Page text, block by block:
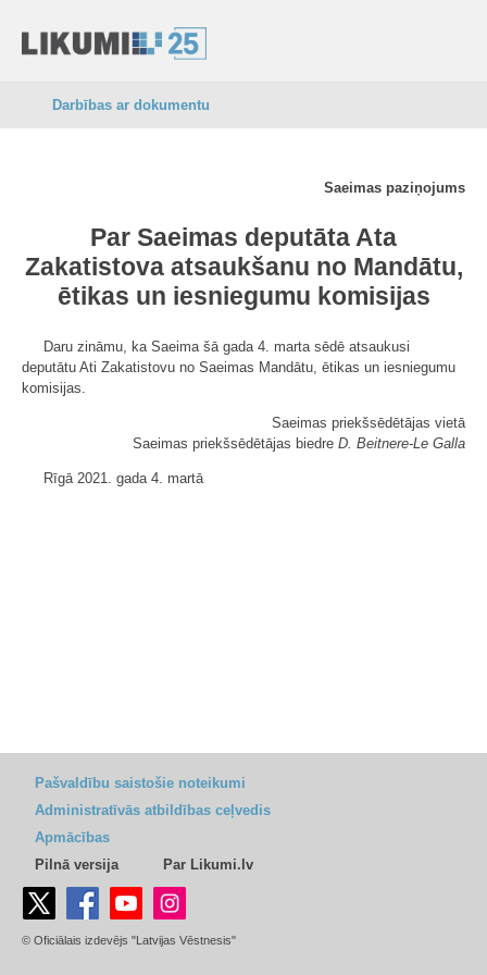
Darbības ar dokumentu
Saeimas paziņojums
Par Saeimas deputāta Ata
Zakatistova atsaukšanu no Mandātu,
ētikas un iesniegumu komisijas
Daru zināmu, ka Saeima šā gada 4. marta sēdē atsaukusi
deputātu Ati Zakatistovu no Saeimas Mandātu, ētikas un iesniegumu
komisijas.
Saeimas priekšsēdētājas vietā
Saeimas priekšsēdētājas biedre D. Beitnere-Le Galla
Rīgā 2021. gada 4. martā
Pašvaldību saistošie noteikumi
Administratīvās atbildības ceļvedis
Apmācības
Pilnā versija
Par Likumi.lv
© Oficiālais izdevējs "Latvijas Vēstnesis"